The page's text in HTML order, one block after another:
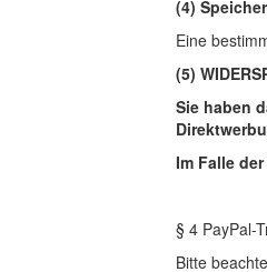
(4)
Eine
(5)
Sie haben
Im Falle
§ 4 PayPal-
Bitte